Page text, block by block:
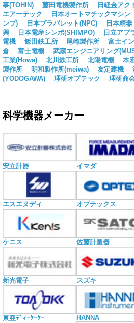
事(TOHIN)
藤田電機製作所 日軽金アク
エアーテック
日本オートマチックマシン
ンプ)
日本プラパレット(NPC) 日本精器
興
日本電産シンポ(SHIMPO) 日立アプ
電機
飯田鉄工所 尾崎製作所 富士イ
倉
富士電機 武蔵エンジニアリング
工業(Howa)
北川鉄工所 北陽電機 本
製作所
明和製作所(meiwa) 友定建機
(YODOGAWA)
理研オプテック 理研商
科学機器メーカー
安立計器 イマダ
エスエヌディ オプテックス
ケニス 佐藤計量器
新光電子 スズキ
東亜ﾃﾞｨｰｹｰｹｰ HANNA